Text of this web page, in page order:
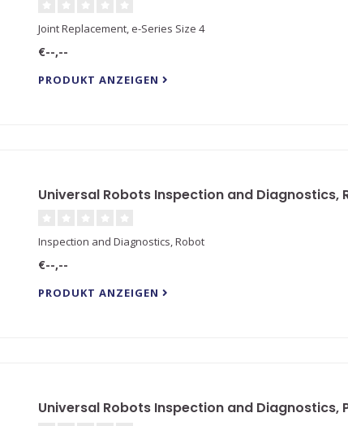
Joint Replacement, e-Series Size 4
€--,--
PRODUKT ANZEIGEN
Universal Robots Inspection and Diagnostics,
Inspection and Diagnostics, Robot
€--,--
PRODUKT ANZEIGEN
Universal Robots Inspection and Diagnostics,